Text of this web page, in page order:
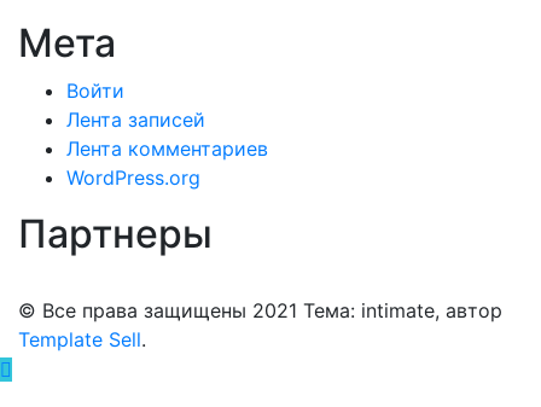
Мета
Войти
Лента записей
Лента комментариев
WordPress.org
Партнеры
© Все права защищены 2021 Тема: intimate, автор
Template Sell.